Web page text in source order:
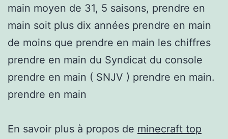
main moyen de 31, 5 saisons, prendre en
main soit plus dix années prendre en main
de moins que prendre en main les chiffres
prendre en main du Syndicat du console
prendre en main ( SNJV ) prendre en main.
prendre en main
En savoir plus à propos de minecraft top